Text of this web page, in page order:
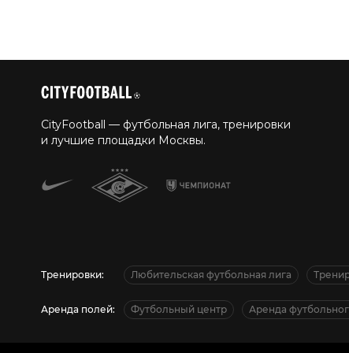
CityFootball — футбольная лига, тренировки
и лучшие площадки Москвы.
Тренировки: Любительская футбольная лига
Аренда полей: Футбольный центр Аренда